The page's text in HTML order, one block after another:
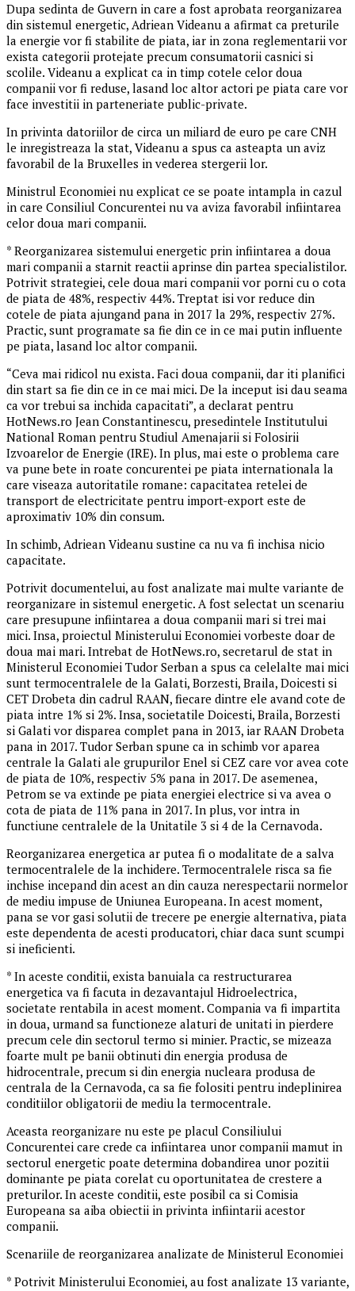
Dupa sedinta de Guvern in care a fost aprobata reorganizarea
din sistemul energetic, Adriean Videanu a afirmat ca preturile
la energie vor fi stabilite de piata, iar in zona reglementarii vor
exista categorii protejate precum consumatorii casnici si
scolile. Videanu a explicat ca in timp cotele celor doua
companii vor fi reduse, lasand loc altor actori pe piata care vor
face investitii in parteneriate public-private.
In privinta datoriilor de circa un miliard de euro pe care CNH
le inregistreaza la stat, Videanu a spus ca asteapta un aviz
favorabil de la Bruxelles in vederea stergerii lor.
Ministrul Economiei nu explicat ce se poate intampla in cazul
in care Consiliul Concurentei nu va aviza favorabil infiintarea
celor doua mari companii.
* Reorganizarea sistemului energetic prin infiintarea a doua
mari companii a starnit reactii aprinse din partea specialistilor.
Potrivit strategiei, cele doua mari companii vor porni cu o cota
de piata de 48%, respectiv 44%. Treptat isi vor reduce din
cotele de piata ajungand pana in 2017 la 29%, respectiv 27%.
Practic, sunt programate sa fie din ce in ce mai putin influente
pe piata, lasand loc altor companii.
“Ceva mai ridicol nu exista. Faci doua companii, dar iti planifici
din start sa fie din ce in ce mai mici. De la inceput isi dau seama
ca vor trebui sa inchida capacitati”, a declarat pentru
HotNews.ro Jean Constantinescu, presedintele Institutului
National Roman pentru Studiul Amenajarii si Folosirii
Izvoarelor de Energie (IRE). In plus, mai este o problema care
va pune bete in roate concurentei pe piata internationala la
care viseaza autoritatile romane: capacitatea retelei de
transport de electricitate pentru import-export este de
aproximativ 10% din consum.
In schimb, Adriean Videanu sustine ca nu va fi inchisa nicio
capacitate.
Potrivit documentelui, au fost analizate mai multe variante de
reorganizare in sistemul energetic. A fost selectat un scenariu
care presupune infiintarea a doua companii mari si trei mai
mici. Insa, proiectul Ministerului Economiei vorbeste doar de
doua mai mari. Intrebat de HotNews.ro, secretarul de stat in
Ministerul Economiei Tudor Serban a spus ca celelalte mai mici
sunt termocentralele de la Galati, Borzesti, Braila, Doicesti si
CET Drobeta din cadrul RAAN, fiecare dintre ele avand cote de
piata intre 1% si 2%. Insa, societatile Doicesti, Braila, Borzesti
si Galati vor disparea complet pana in 2013, iar RAAN Drobeta
pana in 2017. Tudor Serban spune ca in schimb vor aparea
centrale la Galati ale grupurilor Enel si CEZ care vor avea cote
de piata de 10%, respectiv 5% pana in 2017. De asemenea,
Petrom se va extinde pe piata energiei electrice si va avea o
cota de piata de 11% pana in 2017. In plus, vor intra in
functiune centralele de la Unitatile 3 si 4 de la Cernavoda.
Reorganizarea energetica ar putea fi o modalitate de a salva
termocentralele de la inchidere. Termocentralele risca sa fie
inchise incepand din acest an din cauza nerespectarii normelor
de mediu impuse de Uniunea Europeana. In acest moment,
pana se vor gasi solutii de trecere pe energie alternativa, piata
este dependenta de acesti producatori, chiar daca sunt scumpi
si ineficienti.
* In aceste conditii, exista banuiala ca restructurarea
energetica va fi facuta in dezavantajul Hidroelectrica,
societate rentabila in acest moment. Compania va fi impartita
in doua, urmand sa functioneze alaturi de unitati in pierdere
precum cele din sectorul termo si minier. Practic, se mizeaza
foarte mult pe banii obtinuti din energia produsa de
hidrocentrale, precum si din energia nucleara produsa de
centrala de la Cernavoda, ca sa fie folositi pentru indeplinirea
conditiilor obligatorii de mediu la termocentrale.
Aceasta reorganizare nu este pe placul Consiliului
Concurentei care crede ca infiintarea unor companii mamut in
sectorul energetic poate determina dobandirea unor pozitii
dominante pe piata corelat cu oportunitatea de crestere a
preturilor. In aceste conditii, este posibil ca si Comisia
Europeana sa aiba obiectii in privinta infiintarii acestor
companii.
Scenariile de reorganizarea analizate de Ministerul Economiei
* Potrivit Ministerului Economiei, au fost analizate 13 variante,